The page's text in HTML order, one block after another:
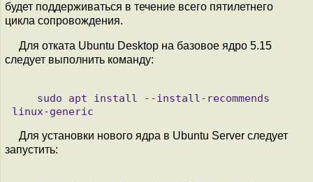
будет поддерживаться в течение всего пятилетнего
цикла сопровождения.
Для отката Ubuntu Desktop на базовое ядро 5.15
следует выполнить команду:
Для установки нового ядра в Ubuntu Server следует
запустить: